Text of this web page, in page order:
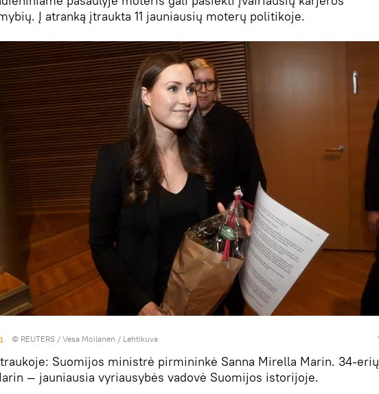
Į atranką įtraukta 11 jauniausių moterų politikoje.
© REUTERS / Vesa Moilanen / Lehtikuva
Suomijos ministrė pirmininkė Sanna Mirella Marin. 34-erių
— jauniausia vyriausybės vadovė Suomijos istorijoje.